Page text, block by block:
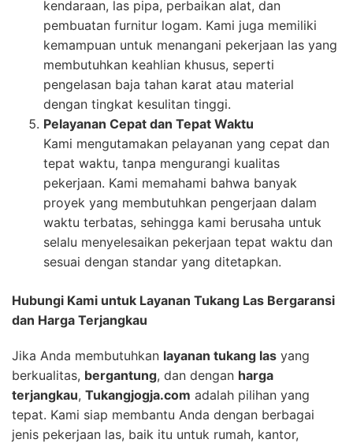
kendaraan, las pipa, perbaikan alat, dan
pembuatan furnitur logam. Kami juga memiliki
kemampuan untuk menangani pekerjaan las yang
membutuhkan keahlian khusus, seperti
pengelasan baja tahan karat atau material
dengan tingkat kesulitan tinggi.
Pelayanan Cepat dan Tepat Waktu
Kami mengutamakan pelayanan yang cepat dan
tepat waktu, tanpa mengurangi kualitas
pekerjaan. Kami memahami bahwa banyak
proyek yang membutuhkan pengerjaan dalam
waktu terbatas, sehingga kami berusaha untuk
selalu menyelesaikan pekerjaan tepat waktu dan
sesuai dengan standar yang ditetapkan.
Hubungi Kami untuk Layanan Tukang Las Bergaransi
dan Harga Terjangkau
Jika Anda membutuhkan layanan tukang las yang
berkualitas, bergantung, dan dengan harga
terjangkau, Tukangjogja.com adalah pilihan yang
tepat. Kami siap membantu Anda dengan berbagai
jenis pekerjaan las, baik itu untuk rumah, kantor,